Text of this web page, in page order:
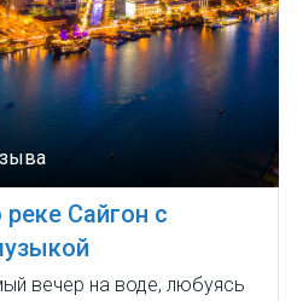
реке Сайгон с
вечер на воде, любуясь